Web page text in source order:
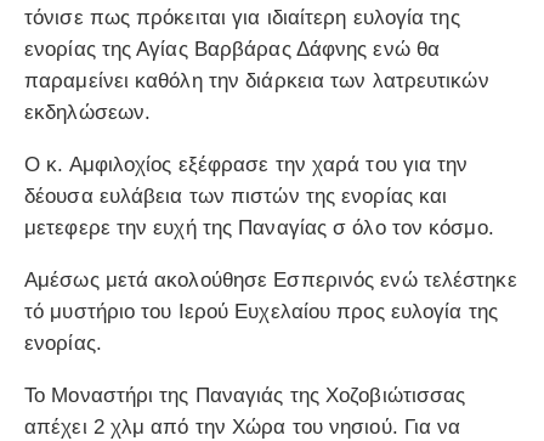
τόνισε πως πρόκειται για ιδιαίτερη ευλογία της
ενορίας της Αγίας Βαρβάρας Δάφνης ενώ θα
παραμείνει καθόλη την διάρκεια των λατρευτικών
εκδηλώσεων.
Ο κ. Αμφιλοχίος εξέφρασε την χαρά του για την
δέουσα ευλάβεια των πιστών της ενορίας και
μετεφερε την ευχή της Παναγίας σ όλο τον κόσμο.
Αμέσως μετά ακολούθησε Εσπερινός ενώ τελέστηκε
τό μυστήριο του Ιερού Ευχελαίου προς ευλογία της
ενορίας.
Το Μοναστήρι της Παναγιάς της Χοζοβιώτισσας
απέχει 2 χλμ από την Χώρα του νησιού. Για να